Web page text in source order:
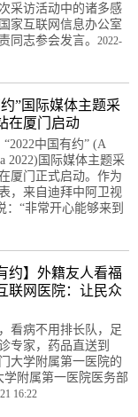
采访活动中的诸多感
家互联网信息办公室
同志参会发言。 2022-
”国际媒体主题采
在厦门启动
中国有约” (A
2022)国际媒体主题采
厦门正式启动。作为
，来自迪拜中阿卫视
：“非常开心能够来到
约】外籍友人看福
联网医院：让民众
看病不用排长队，足
专家，药品直送到
大学附属第一医院的
附属第一医院医务部
16:22